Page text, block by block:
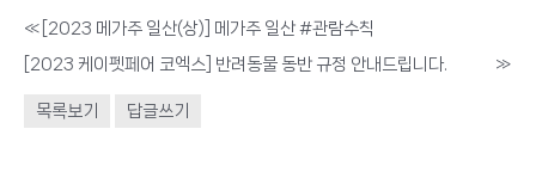
« [2023 메가주 일산(상)] 메가주 일산 #관람수칙
[2023 케이펫페어 코엑스] 반려동물 동반 규정 안내드립니다.
»
목록보기 답글쓰기